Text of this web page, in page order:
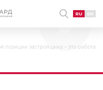
RU EN
позиции застройщика – это работа